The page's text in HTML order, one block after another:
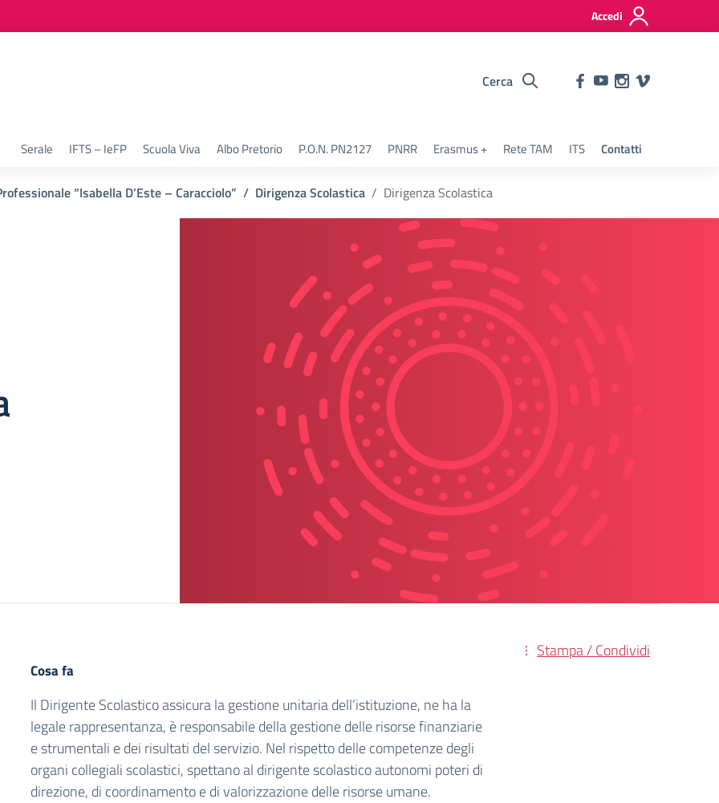
Accedi
Cerca
Serale IFTS – IeFP Scuola Viva Albo Pretorio P.O.N. PN2127 PNRR Erasmus + Rete TAM ITS Contatti
“Isabella D’Este – Caracciolo” Dirigenza Scolastica Dirigenza Scolastica
Stampa / Condividi
Cosa fa
Il Dirigente Scolastico assicura la gestione unitaria dell’istituzione, ne ha la
legale rappresentanza, è responsabile della gestione delle risorse finanziarie
e strumentali e dei risultati del servizio. Nel rispetto delle competenze degli
organi collegiali scolastici, spettano al dirigente scolastico autonomi poteri di
direzione, di coordinamento e di valorizzazione delle risorse umane.